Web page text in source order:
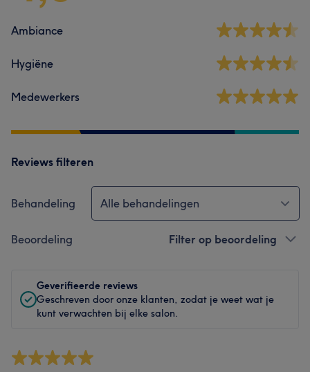
Ambiance
Hygiëne
Medewerkers
Reviews filteren
Behandeling Alle behandelingen
Beoordeling Filter op beoordeling
Geverifieerde reviews
Geschreven door onze klanten, zodat je weet wat je
kunt verwachten bij elke salon.